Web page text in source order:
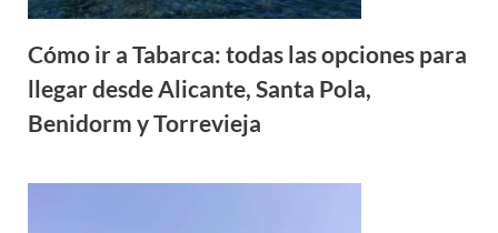
Cómo ir a Tabarca: todas las opciones para
llegar desde Alicante, Santa Pola,
Benidorm y Torrevieja